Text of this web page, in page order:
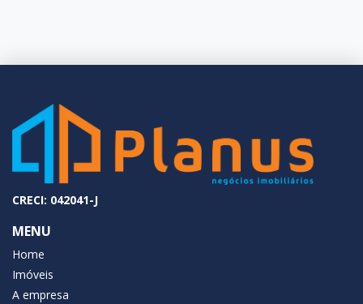
CRECI: 042041-J
MENU
Home
Imóveis
A empresa